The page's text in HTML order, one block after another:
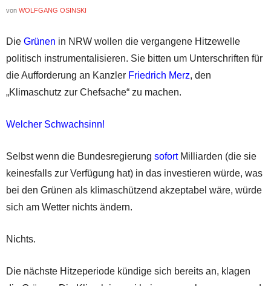
von WOLFGANG OSINSKI
Die Grünen in NRW wollen die vergangene Hitzewelle
politisch instrumentalisieren. Sie bitten um Unterschriften für
die Aufforderung an Kanzler Friedrich Merz, den
„Klimaschutz zur Chefsache“ zu machen.
Welcher Schwachsinn!
Selbst wenn die Bundesregierung sofortMilliarden (die sie
keinesfalls zur Verfügung hat) in das investieren würde, was
bei den Grünen als klimaschützend akzeptabel wäre, würde
sich am Wetter nichts ändern.
Nichts.
Die nächste Hitzeperiode kündige sich bereits an, klagen